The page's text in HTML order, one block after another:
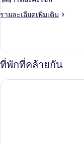
พา
รา
มิ
สวีท
รายละเอียดเพิ่มเติม
ราย
เกี่ยว
กับ
ห้อง
โน
ที่พักที่คล้ายกัน
The Savoy Jersey